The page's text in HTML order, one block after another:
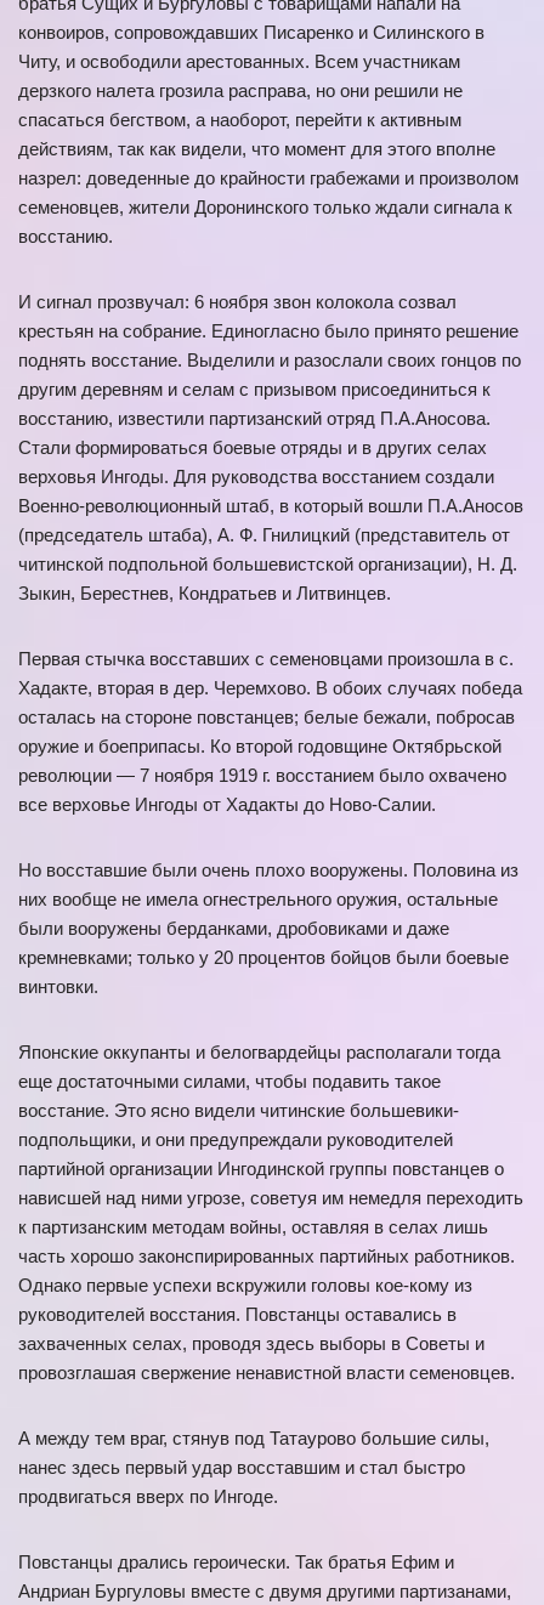
конвоиров, сопровождавших Писаренко и Силинского в
Читу, и освободили арестованных. Всем участникам
дерзкого налета грозила расправа, но они решили не
спасаться бегством, а наоборот, перейти к активным
действиям, так как видели, что момент для этого вполне
назрел: доведенные до крайности грабежами и произволом
семеновцев, жители Доронинского только ждали сигнала к
восстанию.
И сигнал прозвучал: 6 ноября звон колокола созвал
крестьян на собрание. Единогласно было принято решение
поднять восстание. Выделили и разослали своих гонцов по
другим деревням и селам с призывом присоединиться к
восстанию, известили партизанский отряд П.А.Аносова.
Стали формироваться боевые отряды и в других селах
верховья Ингоды. Для руководства восстанием создали
Военно-революционный штаб, в который вошли П.А.Аносов
(председатель штаба), А. Ф. Гнилицкий (представитель от
читинской подпольной большевистской организации), Н. Д.
Зыкин, Берестнев, Кондратьев и Литвинцев.
Первая стычка восставших с семеновцами произошла в с.
Хадакте, вторая в дер. Черемхово. В обоих случаях победа
осталась на стороне повстанцев; белые бежали, побросав
оружие и боеприпасы. Ко второй годовщине Октябрьской
революции — 7 ноября 1919 г. восстанием было охвачено
все верховье Ингоды от Хадакты до Ново-Салии.
Но восставшие были очень плохо вооружены. Половина из
них вообще не имела огнестрельного оружия, остальные
были вооружены берданками, дробовиками и даже
кремневками; только у 20 процентов бойцов были боевые
винтовки.
Японские оккупанты и белогвардейцы располагали тогда
еще достаточными силами, чтобы подавить такое
восстание. Это ясно видели читинские большевики-
подпольщики, и они предупреждали руководителей
партийной организации Ингодинской группы повстанцев о
нависшей над ними угрозе, советуя им немедля переходить
к партизанским методам войны, оставляя в селах лишь
часть хорошо законспирированных партийных работников.
Однако первые успехи вскружили головы кое-кому из
руководителей восстания. Повстанцы оставались в
захваченных селах, проводя здесь выборы в Советы и
провозглашая свержение ненавистной власти семеновцев.
А между тем враг, стянув под Татаурово большие силы,
нанес здесь первый удар восставшим и стал быстро
продвигаться вверх по Ингоде.
Повстанцы дрались героически. Так братья Ефим и
Андриан Бургуловы вместе с двумя другими партизанами,